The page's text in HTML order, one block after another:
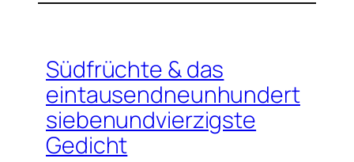
Südfrüchte & das
eintausendneunhundert
siebenundvierzigste
Gedicht